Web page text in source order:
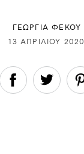
ΓΕΩΡΓΙΑ ΦΕΚΟΥ
13 ΑΠΡΙΛΊΟΥ 2020